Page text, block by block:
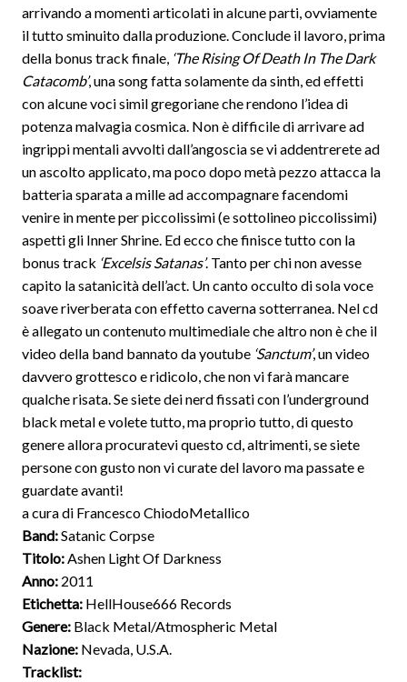
arrivando a momenti articolati in alcune parti, ovviamente
il tutto sminuito dalla produzione. Conclude il lavoro, prima
della bonus track finale, ‘The Rising Of Death In The Dark
Catacomb’, una song fatta solamente da sinth, ed effetti
con alcune voci simil gregoriane che rendono l’idea di
potenza malvagia cosmica. Non è difficile di arrivare ad
ingrippi mentali avvolti dall’angoscia se vi addentrerete ad
un ascolto applicato, ma poco dopo metà pezzo attacca la
batteria sparata a mille ad accompagnare facendomi
venire in mente per piccolissimi (e sottolineo piccolissimi)
aspetti gli Inner Shrine. Ed ecco che finisce tutto con la
bonus track ‘Excelsis Satanas’. Tanto per chi non avesse
capito la satanicità dell’act. Un canto occulto di sola voce
soave riverberata con effetto caverna sotterranea. Nel cd
è allegato un contenuto multimediale che altro non è che il
video della band bannato da youtube ‘Sanctum’, un video
davvero grottesco e ridicolo, che non vi farà mancare
qualche risata. Se siete dei nerd fissati con l’underground
black metal e volete tutto, ma proprio tutto, di questo
genere allora procuratevi questo cd, altrimenti, se siete
persone con gusto non vi curate del lavoro ma passate e
guardate avanti!
a cura di Francesco ChiodoMetallico
Band:Satanic Corpse
Titolo:Ashen Light Of Darkness
Anno:2011
Etichetta:HellHouse666 Records
Genere:Black Metal/Atmospheric Metal
Nazione:Nevada, U.S.A.
Tracklist: